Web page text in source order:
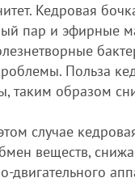
Кедровая
пар и эфирные
Польза
таким образом
случае
веществ,
двигательного